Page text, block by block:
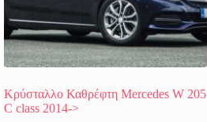
Κρύσταλλο Καθρέφτη Mercedes W 205
C class 2014->